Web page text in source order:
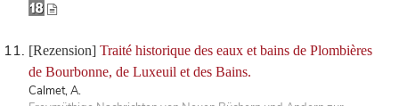
[Rezension] Traité historique des eaux et bains de Plombières
de Bourbonne, de Luxeuil et des Bains.
Calmet, A.